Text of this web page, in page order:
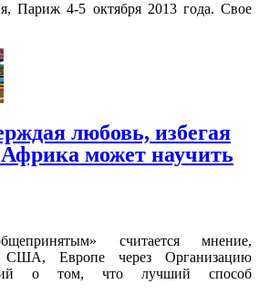
Париж 4-5 октября 2013 года. Свое
любовь, избегая
может научить
считается мнение,
США, Европе через Организацию
о том, что лучший способ